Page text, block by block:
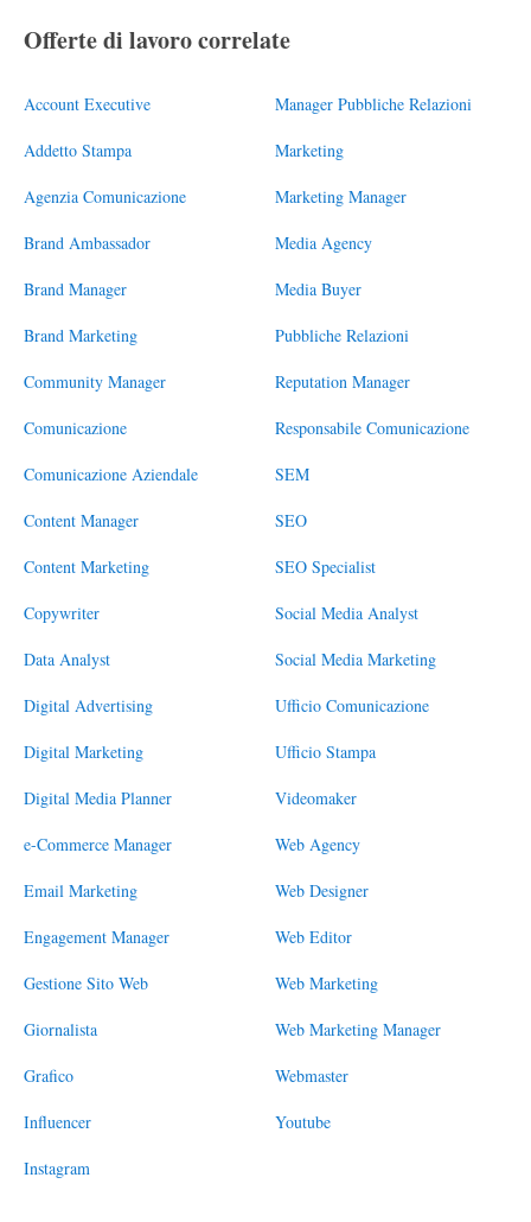
Offerte di lavoro correlate
Account Executive
Addetto Stampa
Agenzia Comunicazione
Brand Ambassador
Brand Manager
Brand Marketing
Community Manager
Comunicazione
Comunicazione Aziendale
Content Manager
Content Marketing
Copywriter
Data Analyst
Digital Advertising
Digital Marketing
Digital Media Planner
e-Commerce Manager
Email Marketing
Engagement Manager
Gestione Sito Web
Giornalista
Grafico
Influencer
Instagram
Manager Pubbliche Relazioni
Marketing
Marketing Manager
Media Agency
Media Buyer
Pubbliche Relazioni
Reputation Manager
Responsabile Comunicazione
SEM
SEO
SEO Specialist
Social Media Analyst
Social Media Marketing
Ufficio Comunicazione
Ufficio Stampa
Videomaker
Web Agency
Web Designer
Web Editor
Web Marketing
Web Marketing Manager
Webmaster
Youtube